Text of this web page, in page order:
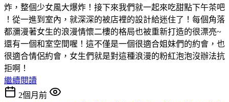
炸，整個少女風大爆炸！接下來我們就一起來吃甜點下午茶吧
！從一進到室內，就深深的被店裡的設計給迷住了！每個角落
都瀰漫著女生的浪漫情懷二樓的格局也被重新打造的很漂亮~
還有一個和室空間喔！這不僅是一個很適合姐妹們的約會，也
很適合情侶約會，女生們就是對這種浪漫的粉紅泡泡沒辦法抗
拒啊！
繼續閱讀
2個月前